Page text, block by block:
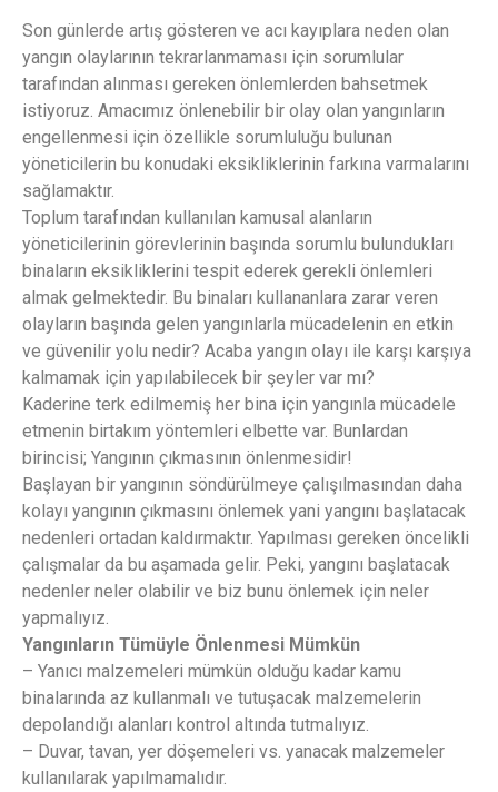
Son günlerde artış gösteren ve acı kayıplara neden olan
yangın olaylarının tekrarlanmaması için sorumlular
tarafından alınması gereken önlemlerden bahsetmek
istiyoruz. Amacımız önlenebilir bir olay olan yangınların
engellenmesi için özellikle sorumluluğu bulunan
yöneticilerin bu konudaki eksikliklerinin farkına varmalarını
sağlamaktır.
Toplum tarafından kullanılan kamusal alanların
yöneticilerinin görevlerinin başında sorumlu bulundukları
binaların eksikliklerini tespit ederek gerekli önlemleri
almak gelmektedir. Bu binaları kullananlara zarar veren
olayların başında gelen yangınlarla mücadelenin en etkin
ve güvenilir yolu nedir? Acaba yangın olayı ile karşı karşıya
kalmamak için yapılabilecek bir şeyler var mı?
Kaderine terk edilmemiş her bina için yangınla mücadele
etmenin birtakım yöntemleri elbette var. Bunlardan
birincisi; Yangının çıkmasının önlenmesidir!
Başlayan bir yangının söndürülmeye çalışılmasından daha
kolayı yangının çıkmasını önlemek yani yangını başlatacak
nedenleri ortadan kaldırmaktır. Yapılması gereken öncelikli
çalışmalar da bu aşamada gelir. Peki, yangını başlatacak
nedenler neler olabilir ve biz bunu önlemek için neler
yapmalıyız.
Yangınların Tümüyle Önlenmesi Mümkün
– Yanıcı malzemeleri mümkün olduğu kadar kamu
binalarında az kullanmalı ve tutuşacak malzemelerin
depolandığı alanları kontrol altında tutmalıyız.
– Duvar, tavan, yer döşemeleri vs. yanacak malzemeler
kullanılarak yapılmamalıdır.